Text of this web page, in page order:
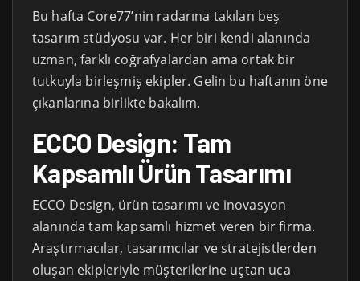
Bu hafta Core77’nin radarına takılan beş
tasarım stüdyosu var. Her biri kendi alanında
uzman, farklı coğrafyalardan ama ortak bir
tutkuyla birleşmiş ekipler. Gelin bu haftanın öne
çıkanlarına birlikte bakalım.
ECCO Design: Tam
Kapsamlı Ürün Tasarımı
ECCO Design, ürün tasarımı ve inovasyon
alanında tam kapsamlı hizmet veren bir firma.
Araştırmacılar, tasarımcılar ve stratejistlerden
oluşan ekipleriyle müşterilerine uçtan uca